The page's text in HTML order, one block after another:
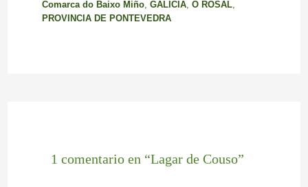
Comarca do Baixo Miño, GALICIA, O ROSAL,
PROVINCIA DE PONTEVEDRA
1 comentario en “Lagar de Couso”